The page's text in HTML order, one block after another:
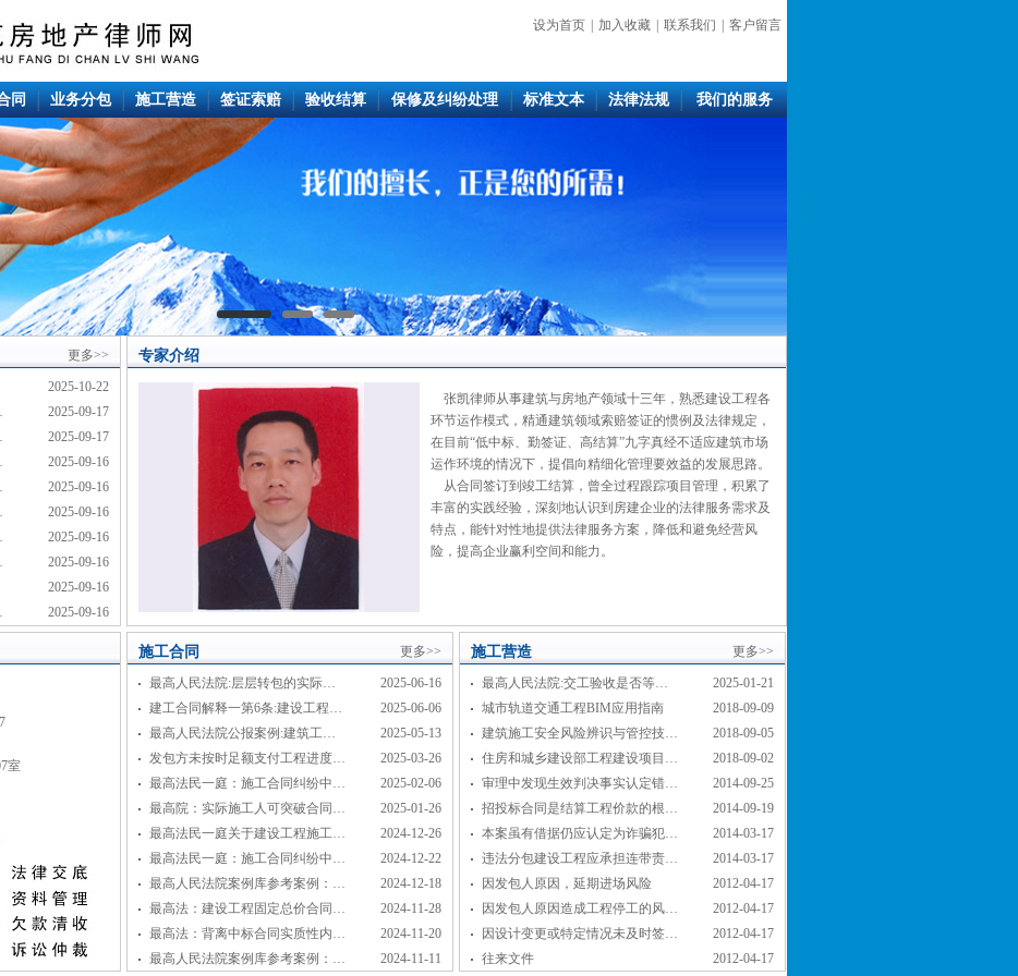
设为首页 加入收藏 联系我们 客户留言
同 业务分包 施工营造 签证索赔 验收结算 保修及纠纷处理 标准文本 法律法规 我们的服务
更多>>
2025-10-22
2025-09-17
2025-09-17
2025-09-16
2025-09-16
2025-09-16
2025-09-16
2025-09-16
2025-09-16
2025-09-16
专家介绍
张凯律师从事建筑与房地产领域十三年，熟悉建设工程各
环节运作模式，精通建筑领域索赔签证的惯例及法律规定，
在目前“低中标、勤签证、高结算”九字真经不适应建筑市场
运作环境的情况下，提倡向精细化管理要效益的发展思路。
从合同签订到竣工结算，曾全过程跟踪项目管理，积累了
丰富的实践经验，深刻地认识到房建企业的法律服务需求及
特点，能针对性地提供法律服务方案，降低和避免经营风
险，提高企业赢利空间和能力。
室
更多>>
施工合同
2025-06-16
最高人民法院:层层转包的实际…
2025-06-06
建工合同解释一第6条:建设工程…
2025-05-13
最高人民法院公报案例:建筑工…
2025-03-26
发包方未按时足额支付工程进度…
2025-02-06
最高法民一庭：施工合同纠纷中…
2025-01-26
最高院：实际施工人可突破合同…
2024-12-26
最高法民一庭关于建设工程施工…
2024-12-22
最高法民一庭：施工合同纠纷中…
2024-12-18
最高人民法院案例库参考案例：…
2024-11-28
最高法：建设工程固定总价合同…
2024-11-20
最高法：背离中标合同实质性内…
2024-11-11
最高人民法院案例库参考案例：…
更多>>
施工营造
2025-01-21
最高人民法院:交工验收是否等…
2018-09-09
城市轨道交通工程BIM应用指南
2018-09-05
建筑施工安全风险辨识与管控技…
2018-09-02
住房和城乡建设部工程建设项目…
2014-09-25
审理中发现生效判决事实认定错…
2014-09-19
招投标合同是结算工程价款的根…
2014-03-17
本案虽有借据仍应认定为诈骗犯…
2014-03-17
违法分包建设工程应承担连带责…
2012-04-17
因发包人原因，延期进场风险
2012-04-17
因发包人原因造成工程停工的风…
2012-04-17
因设计变更或特定情况未及时签…
2012-04-17
往来文件